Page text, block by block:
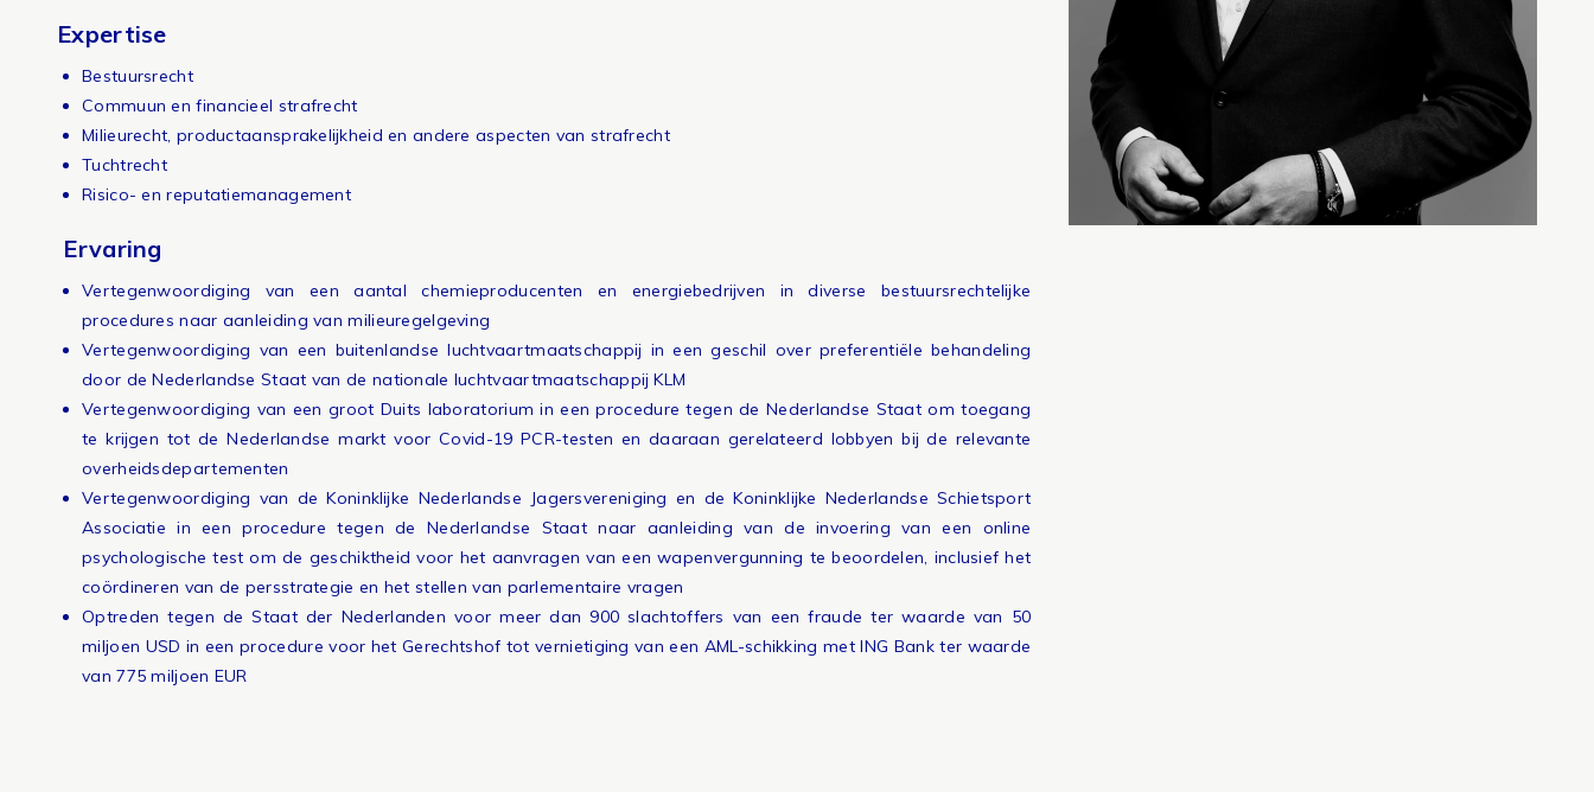
Expertise
Bestuursrecht
Commuun en financieel strafrecht
Milieurecht, productaansprakelijkheid en andere aspecten van strafrecht
Tuchtrecht
Risico- en reputatiemanagement
Ervaring
Vertegenwoordiging van een aantal chemieproducenten en energiebedrijven in diverse bestuursrechtelijke
procedures naar aanleiding van milieuregelgeving
Vertegenwoordiging van een buitenlandse luchtvaartmaatschappij in een geschil over preferentiële behandeling
door de Nederlandse Staat van de nationale luchtvaartmaatschappij KLM
Vertegenwoordiging van een groot Duits laboratorium in een procedure tegen de Nederlandse Staat om toegang
te krijgen tot de Nederlandse markt voor Covid-19 PCR-testen en daaraan gerelateerd lobbyen bij de relevante
overheidsdepartementen
Vertegenwoordiging van de Koninklijke Nederlandse Jagersvereniging en de Koninklijke Nederlandse Schietsport
Associatie in een procedure tegen de Nederlandse Staat naar aanleiding van de invoering van een online
psychologische test om de geschiktheid voor het aanvragen van een wapenvergunning te beoordelen, inclusief het
coördineren van de persstrategie en het stellen van parlementaire vragen
Optreden tegen de Staat der Nederlanden voor meer dan 900 slachtoffers van een fraude ter waarde van 50
miljoen USD in een procedure voor het Gerechtshof tot vernietiging van een AML-schikking met ING Bank ter waarde
van 775 miljoen EUR